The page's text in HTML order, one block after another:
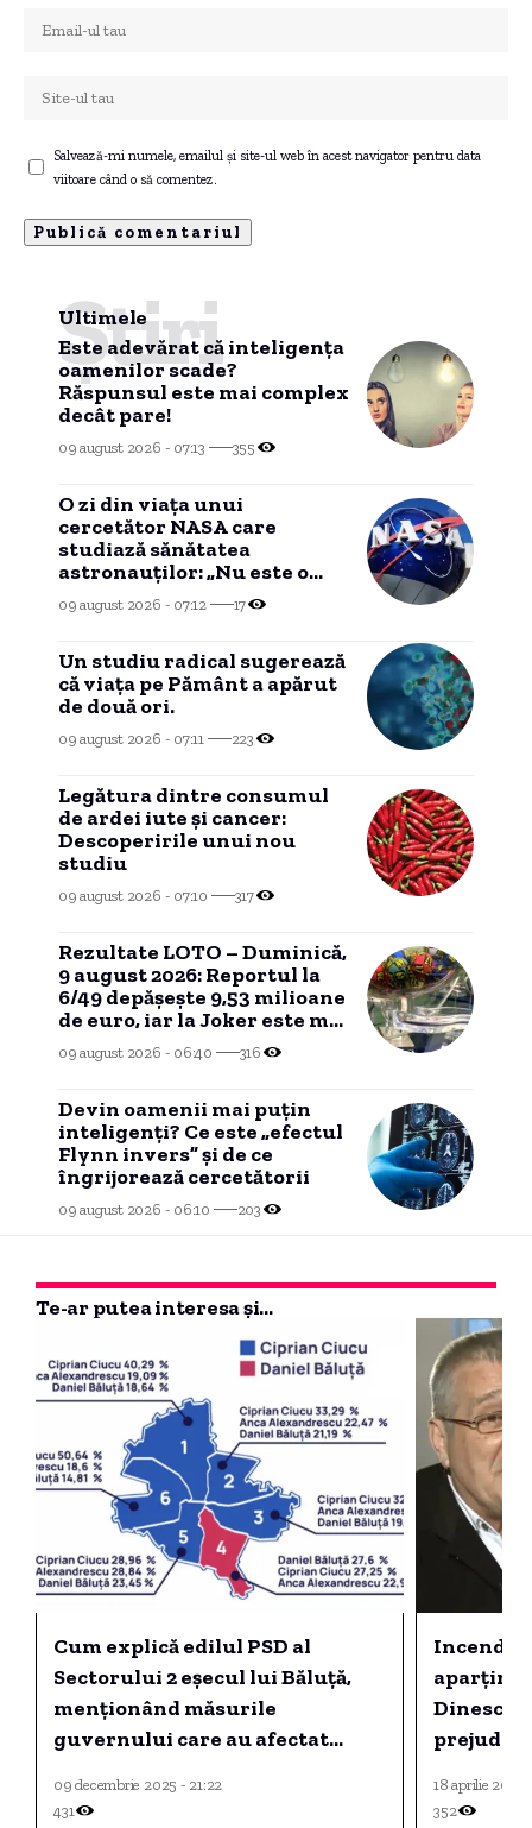
Salvează-mi numele, emailul și site-ul web în acest navigator pentru data
viitoare când o să comentez.
Ultimele
Știri
Este adevărat că inteligența
oamenilor scade?
Răspunsul este mai complex
decât pare!
09 august 2026 - 07:13 355
O zi din viața unui
cercetător NASA care
studiază sănătatea
astronauților: „Nu este o
știință complicată”
09 august 2026 - 07:12 17
Un studiu radical sugerează
că viața pe Pământ a apărut
de două ori.
09 august 2026 - 07:11 223
Legătura dintre consumul
de ardei iute și cancer:
Descoperirile unui nou
studiu
09 august 2026 - 07:10 317
Rezultate LOTO – Duminică,
9 august 2026: Reportul la
6/49 depășește 9,53 milioane
de euro, iar la Joker este mai
mare de 650.000 de euro
09 august 2026 - 06:40 316
Devin oamenii mai puțin
inteligenți? Ce este „efectul
Flynn invers” și de ce
îngrijorează cercetătorii
09 august 2026 - 06:10 203
Te-ar putea interesa și...
Cum explică edilul PSD al
Sectorului 2 eșecul lui Băluță,
menționând măsurile
guvernului care au afectat
09 decembrie 2025 - 21:22
431
Dinescu
18 aprilie 2026
352